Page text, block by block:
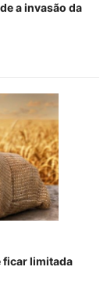
a invasão da
ficar limitada